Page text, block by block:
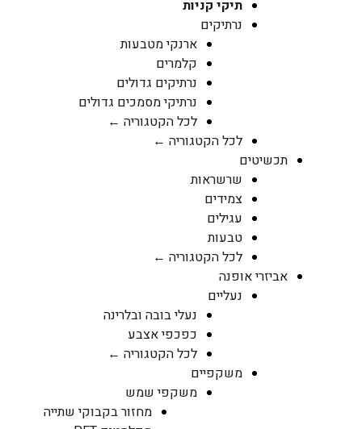
תיקי קניות
נרתיקים
ארנקי מטבעות
קלמרים
נרתיקים גדולים
נרתיקי מסמכים גדולים
לכל הקטגוריה ←
לכל הקטגוריה ←
תכשיטים
שרשראות
צמידים
עגילים
טבעות
לכל הקטגוריה ←
אביזרי אופנה
נעליים
נעלי בובה ובלרינה
כפכפי אצבע
לכל הקטגוריה ←
משקפיים
משקפי שמש
מחזור בקבוקי שתייה